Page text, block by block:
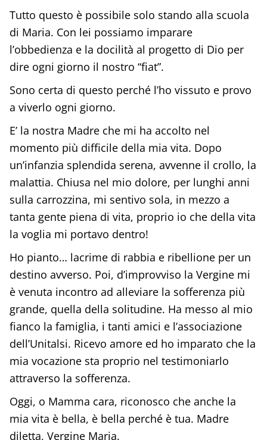
Tutto questo è possibile solo stando alla scuola
di Maria. Con lei possiamo imparare
l’obbedienza e la docilità al progetto di Dio per
dire ogni giorno il nostro “fiat”.
Sono certa di questo perché l’ho vissuto e provo
a viverlo ogni giorno.
E’ la nostra Madre che mi ha accolto nel
momento più difficile della mia vita. Dopo
un’infanzia splendida serena, avvenne il crollo, la
malattia. Chiusa nel mio dolore, per lunghi anni
sulla carrozzina, mi sentivo sola, in mezzo a
tanta gente piena di vita, proprio io che della vita
la voglia mi portavo dentro!
Ho pianto… lacrime di rabbia e ribellione per un
destino avverso. Poi, d’improvviso la Vergine mi
è venuta incontro ad alleviare la sofferenza più
grande, quella della solitudine. Ha messo al mio
fianco la famiglia, i tanti amici e l’associazione
dell’Unitalsi. Ricevo amore ed ho imparato che la
mia vocazione sta proprio nel testimoniarlo
attraverso la sofferenza.
Oggi, o Mamma cara, riconosco che anche la
mia vita è bella, è bella perché è tua. Madre
diletta, Vergine Maria.